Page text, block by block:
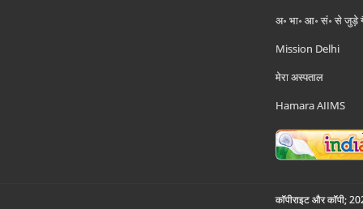
अ॰ भा॰ आ॰ सं॰ से जुड़े
Mission Delhi
मेरा अस्पताल
Hamara AIIMS
कॉपीराइट और कॉपी;